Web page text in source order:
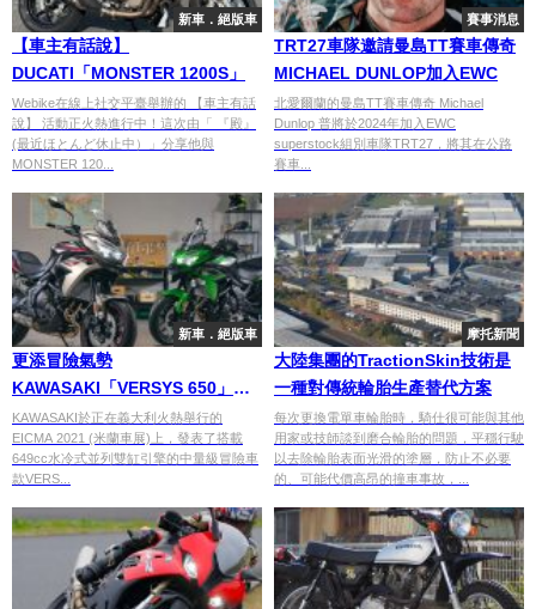
新車．絕版車
【車主有話說】
DUCATI「MONSTER 1200S」
Webike在線上社交平臺舉辦的 【車主有話
說】 活動正火熱進行中！這次由「 『殿』
(最近ほとんど休止中）」分享他與
MONSTER 120...
賽事消息
TRT27車隊邀請曼島TT賽車傳奇
MICHAEL DUNLOP加入EWC
北愛爾蘭的曼島TT賽車傳奇 Michael
Dunlop 普將於2024年加入EWC
superstock組別車隊TRT27，將其在公路
賽車...
新車．絕版車
更添冒險氣勢
KAWASAKI「VERSYS 650」改
款發表
KAWASAKI於正在義大利火熱舉行的
EICMA 2021 (米蘭車展)上，發表了搭載
649cc水冷式並列雙缸引擎的中量級冒險車
款VERS...
摩托新聞
大陸集團的TractionSkin技術是
一種對傳統輪胎生產替代方案
每次更換電單車輪胎時，騎仕很可能與其他
用家或技師談到磨合輪胎的問題，平穩行駛
以去除輪胎表面光滑的塗層，防止不必要
的、可能代價高昂的撞車事故，...